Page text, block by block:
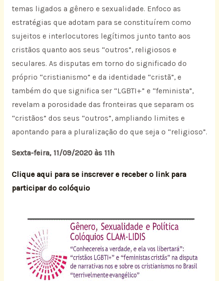
temas ligados a gênero e sexualidade. Enfoco as
estratégias que adotam para se constituírem como
sujeitos e interlocutores legítimos junto tanto aos
cristãos quanto aos seus “outros”, religiosos e
seculares. As disputas em torno do significado do
próprio “cristianismo” e da identidade “cristã”, e
também do que significa ser “LGBTI+” e “feminista”,
revelam a porosidade das fronteiras que separam os
“cristãos” dos seus “outros”, ampliando limites e
apontando para a pluralização do que seja o “religioso”.
Sexta-feira, 11/09/2020 às 11h
Clique aqui para se inscrever e receber o link para
participar do colóquio